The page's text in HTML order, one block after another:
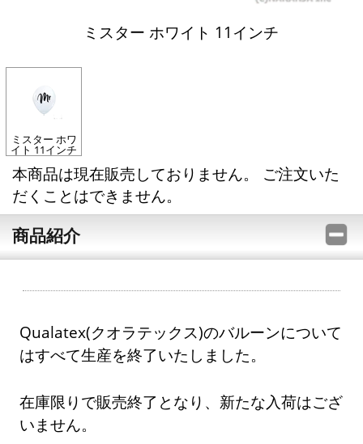
ミスター ホワイト 11インチ
ミスター ホワ
イト 11インチ
本商品は現在販売しておりません。 ご注文いた
だくことはできません。
商品紹介
Qualatex(クオラテックス)のバルーンについて
はすべて生産を終了いたしました。
在庫限りで販売終了となり、新たな入荷はござ
いません。